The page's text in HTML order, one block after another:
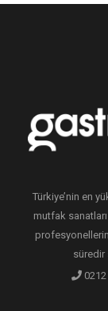
Türkiye’nin en
mutfak
süredir
0212